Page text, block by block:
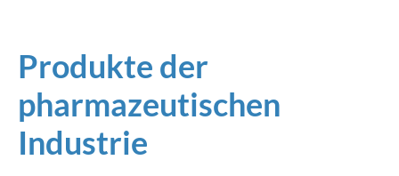
Produkte der
pharmazeutischen
Industrie